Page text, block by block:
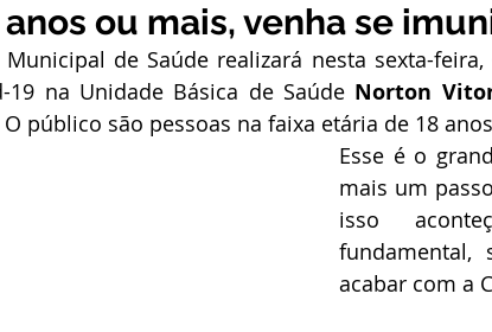
Institucional e Governo Expoacrelandia
Defesa Civil Convênios e Parcerias Licitações
Vigilância Sanitária Casa Civil
anos ou mais, venha se
Municipal de Saúde realizará nesta sexta-
19 na Unidade Básica de Saúde Norton
público são pessoas na faixa etária de 18
Esse é o
mais um
isso
acabar com a